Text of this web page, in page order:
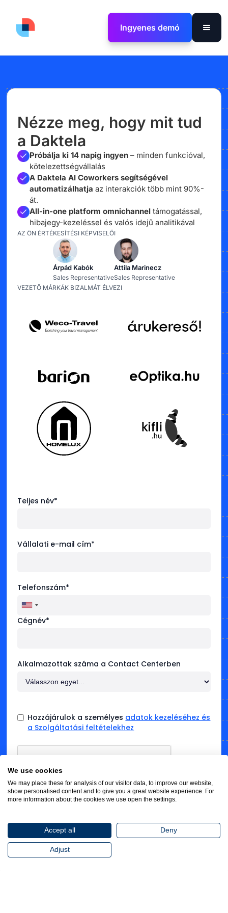
Ingyenes demó
Nézze meg, hogy mit tud
a Daktela
Próbálja ki 14 napig ingyen – minden funkcióval,
kötelezettségvállalás
A Daktela AI Coworkers segítségével
automatizálhatja az interakciók több mint 90%-
át.
All-in-one platform omnichanneltámogatással,
hibajegy-kezeléssel és valós idejű analitikával
AZ ÖN ÉRTÉKESÍTÉSI KÉPVISELŐI
Árpád Kabók
Sales Representative
Attila Marinecz
Sales Representative
VEZETŐ MÁRKÁK BIZALMÁT ÉLVEZI
Teljes név*
Vállalati e-mail cím*
Telefonszám*
Cégnév*
Alkalmazottak száma a Contact Centerben
Hozzájárulok a személyes adatok kezeléséhez és
a Szolgáltatási feltételekhez
We use cookies
We may place these for analysis of our visitor data, to improve our website,
show personalised content and to give you a great website experience. For
more information about the cookies we use open the settings.
Accept all Deny
Adjust